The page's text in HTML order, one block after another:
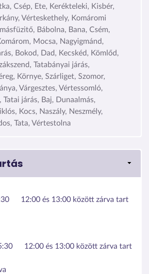
Csép, Ete, Kerékteleki, Kisbér,
Vérteskethely, Komáromi
Bábolna, Bana, Csém,
Mocsa, Nagyigmánd,
Bokod, Dad, Kecskéd, Kömlőd,
Tatabányai járás,
Környe, Szárliget, Szomor,
Várgesztes, Vértessomló,
Tatai járás, Baj, Dunaalmás,
Kocs, Naszály, Neszmély,
Tata, Vértestolna
12:00 és 13:00 között zárva tart
12:00 és 13:00 között zárva tart